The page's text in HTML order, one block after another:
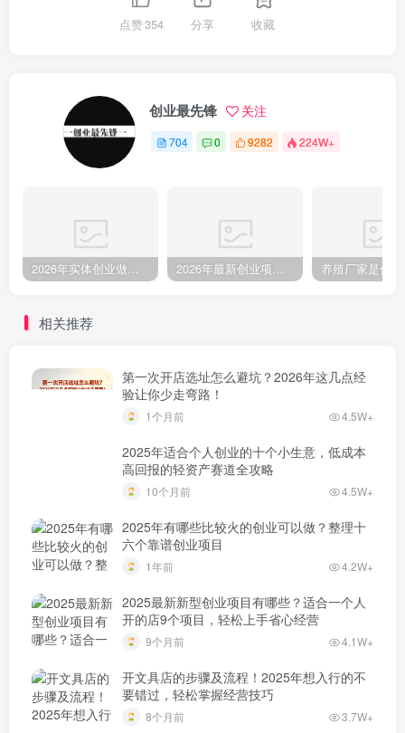
点赞354 分享 收藏
创业最先锋 关注
704 0 9282 224W+
2026年实体创业做什么比较稳？这5个线下生意客流很踏实 2026年最新创业项目参考：9大领域106个项目及补贴参考全攻略
相关推荐
第一次开店选址怎么避坑？2026年这几点经
验让你少走弯路！
1个月前 4.5W+
2025年适合个人创业的十个小生意，低成本
高回报的轻资产赛道全攻略
10个月前 4.5W+
2025年有哪些比较火的创业可以做？整理十
六个靠谱创业项目
1年前 4.2W+
2025最新新型创业项目有哪些？适合一个人
开的店9个项目，轻松上手省心经营
9个月前 4.1W+
开文具店的步骤及流程！2025年想入行的不
要错过，轻松掌握经营技巧
8个月前 3.7W+